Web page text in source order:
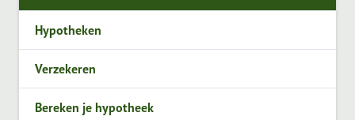
Hypotheken
Verzekeren
Bereken je hypotheek